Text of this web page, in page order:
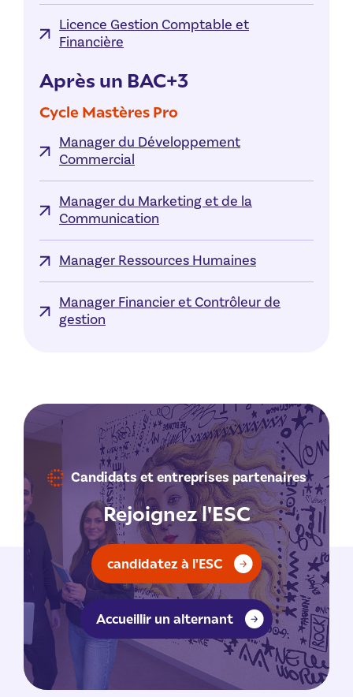
Licence Gestion Comptable et
Financière
Après un BAC+3
Cycle Mastères Pro
Manager du Développement
Commercial
Manager du Marketing et de la
Communication
Manager Ressources Humaines
Manager Financier et Contrôleur de
gestion
Candidats et entreprises partenaires
Rejoignez l'ESC
candidatez à l'ESC
Accueillir un alternant